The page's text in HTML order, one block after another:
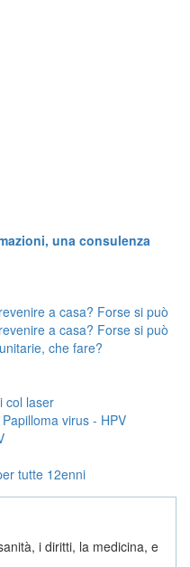
una consulenza
a casa? Forse si può
a casa? Forse si può
che fare?
col laser
virus - HPV
tutte 12enni
i diritti, la medicina, e